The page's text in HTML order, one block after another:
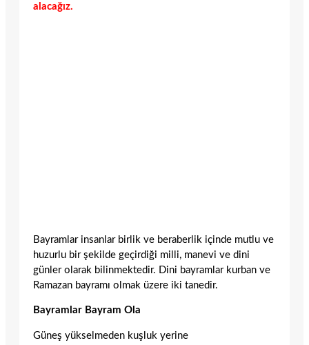
alacağız.
Bayramlar insanlar birlik ve beraberlik içinde mutlu ve
huzurlu bir şekilde geçirdiği milli, manevi ve dini
günler olarak bilinmektedir. Dini bayramlar kurban ve
Ramazan bayramı olmak üzere iki tanedir.
Bayramlar Bayram Ola
Güneş yükselmeden kuşluk yerine